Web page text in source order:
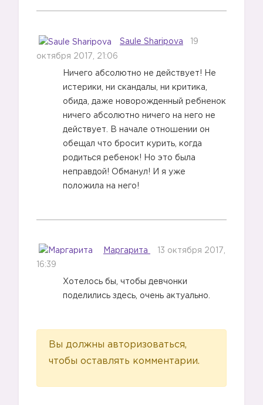
Saule Sharipova 19
октября 2017, 21:06
Ничего абсолютно не действует! Не
истерики, ни скандалы, ни критика,
обида, даже новорожденный ребненок
ничего абсолютно ничего на него не
действует. В начале отношении он
обещал что бросит курить, когда
родиться ребенок! Но это была
неправдой! Обманул! И я уже
положила на него!
Маргарита 13 октября 2017,
16:39
Хотелось бы, чтобы девчонки
поделились здесь, очень актуально.
Вы должны авторизоваться,
чтобы оставлять комментарии.